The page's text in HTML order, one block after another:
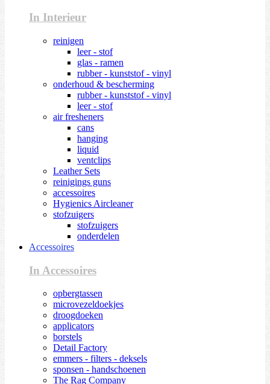
In Interieur
reinigen
leer - stof
glas - ramen
rubber - kunststof - vinyl
onderhoud & bescherming
rubber - kunststof - vinyl
leer - stof
air fresheners
cans
hanging
liquid
ventclips
Leather Sets
reinigings guns
accessoires
Hygienics Aircleaner
stofzuigers
stofzuigers
onderdelen
Accessoires
In Accessoires
opbergtassen
microvezeldoekjes
droogdoeken
applicators
borstels
Detail Factory
emmers - filters - deksels
sponsen - handschoenen
The Rag Company